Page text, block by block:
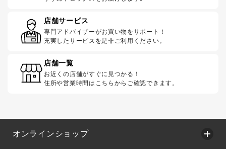
店舗サービス
専門アドバイザーがお買い物をサポート！
充実したサービスを是非ご利用ください。
店舗一覧
お近くの店舗がすぐに見つかる！
住所や営業時間はこちらからご確認できます。
オンラインショップ